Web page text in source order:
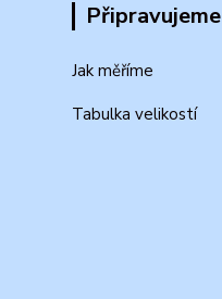
Připravujeme
Jak měříme
Tabulka velikostí